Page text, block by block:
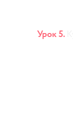
Урок 5.